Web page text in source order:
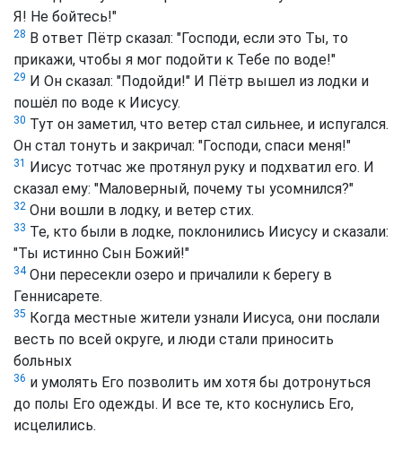
Я! Не бойтесь!"
28 В ответ Пётр сказал: "Господи, если это Ты, то
прикажи, чтобы я мог подойти к Тебе по воде!"
29 И Он сказал: "Подойди!" И Пётр вышел из лодки и
пошёл по воде к Иисусу.
30 Тут он заметил, что ветер стал сильнее, и испугался.
Он стал тонуть и закричал: "Господи, спаси меня!"
31
Иисус тотчас же протянул руку и подхватил его. И
сказал ему: "Маловерный, почему ты усомнился?"
32 Они вошли в лодку, и ветер стих.
33 Те, кто были в лодке, поклонились Иисусу и сказали:
"Ты истинно Сын Божий!"
34Они пересекли озеро и причалили к берегу в
Геннисарете.
35 Когда местные жители узнали Иисуса, они послали
весть по всей округе, и люди стали приносить
больных
36 и умолять Его позволить им хотя бы дотронуться
до полы Его одежды. И все те, кто коснулись Его,
исцелились.